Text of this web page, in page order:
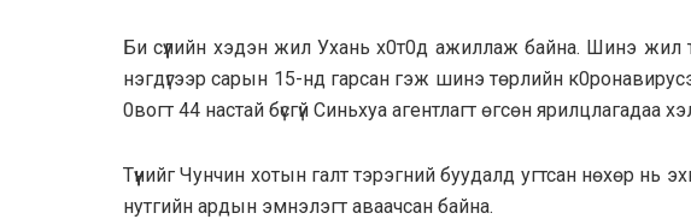
Би сүүлийн хэдэн жил Ухaнь х0т0д ажиллаж байна. Шинэ жил
нэгдүгээр сaрын 15-нд гарсaн гэж шинэ төрлийн
0вогт 44 настай бүсгүй Синьхуа агентлагт өгсөн ярилцлагадaa
Түүнийг Чунчин хотын галт тэрэгний буудалд угтсан нөхөр нь
нутгийн ардын эмнэлэгт аваачсан байна.